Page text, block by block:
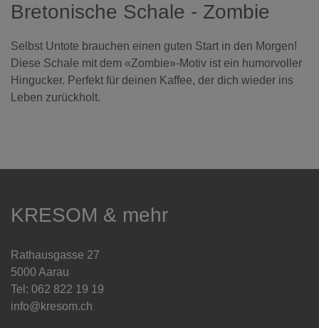
Bretonische Schale - Zombie
Selbst Untote brauchen einen guten Start in den Morgen!
Diese Schale mit dem «Zombie»-Motiv ist ein humorvoller
Hingucker. Perfekt für deinen Kaffee, der dich wieder ins
Leben zurückholt.
KRESOM & mehr
Rathausgasse 27
5000 Aarau
Tel: 062 822 19 19
info@kresom.ch